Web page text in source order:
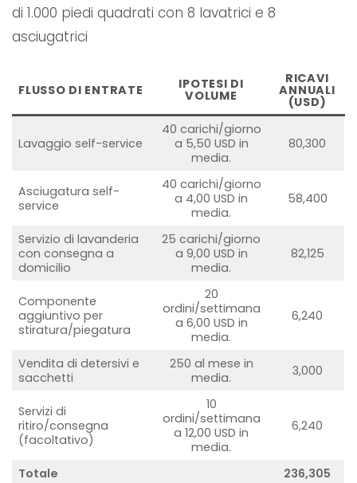
di 1.000 piedi quadrati con 8 lavatrici e 8
asciugatrici
FLUSSO DI ENTRATE IPOTESI DI
VOLUME
RICAVI
ANNUALI
(USD)
Lavaggio self-service
40 carichi/giorno
a 5,50 USD in
media.
80,300
Asciugatura self-
service
40 carichi/giorno
a 4,00 USD in
media.
58,400
Servizio di lavanderia
con consegna a
domicilio
25 carichi/giorno
a 9,00 USD in
media.
82,125
Componente
aggiuntivo per
stiratura/piegatura
20
ordini/settimana
a 6,00 USD in
media.
6,240
Vendita di detersivi e
sacchetti
250 al mese in
media.
3,000
Servizi di
ritiro/consegna
(facoltativo)
10
ordini/settimana
a 12,00 USD in
media.
6,240
Totale 236,305